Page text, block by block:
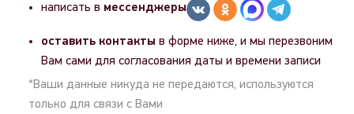
написать в мессенджеры
оставить контакты в форме ниже, и мы перезвоним
Вам сами для согласования даты и времени записи
*Ваши данные никуда не передаются, используются
только для связи с Вами